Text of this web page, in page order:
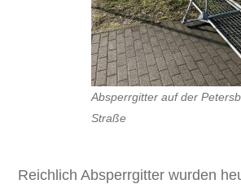
Absperrgitter auf der
Straße
Reichlich Absperrgitter wurden